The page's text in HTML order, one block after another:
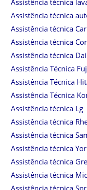
Assistência técnica
Assistência técnica
Assistência técnica
Assistência técnica
Assistência técnica
Assistência Técnica
Assistência Técnica
Assistência Técnica
Assistência técnica Lg
Assistência técnica
Assistência técnica
Assistência técnica
Assistência técnica
Assistência técnica